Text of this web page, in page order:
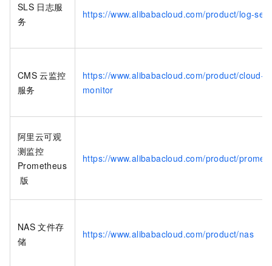
SLS 日志服
务
https://www.alibabacloud.com/product/log-
CMS 云监控
服务
https://www.alibabacloud.com/product/cloud-
monitor
阿里云可观
测监控
Prometheus
版
https://www.alibabacloud.com/product/
NAS 文件存
储
https://www.alibabacloud.com/product/nas